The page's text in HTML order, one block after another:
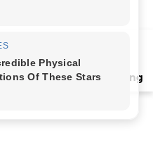
Artikel Deli Serdang